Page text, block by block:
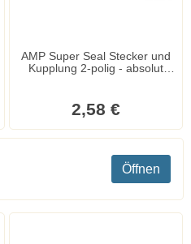
AMP Super Seal Stecker und
Kupplung 2-polig - absolut
2,58 €
Öffnen